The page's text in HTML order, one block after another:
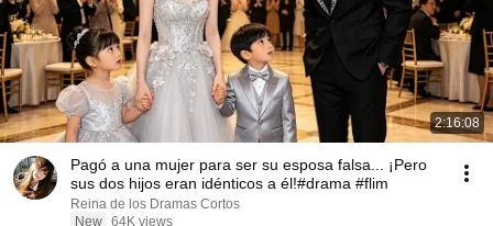
2:16:08
Pagó a una mujer para ser su esposa falsa... ¡Pero
sus dos hijos eran idénticos a él!#drama #flim
Reina de los Dramas Cortos
New 64K views